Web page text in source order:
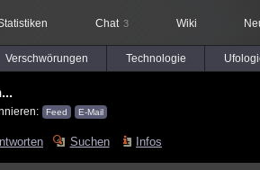
Chat 3 Wiki
Verschwörungen Technologie
Feed E-Mail
Suchen Infos